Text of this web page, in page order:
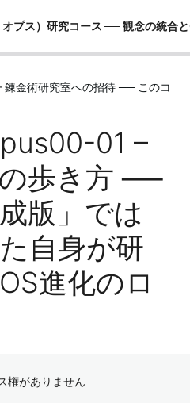
プス）研究コース ── 観念の統合
– 錬金術研
コースの歩き方
研究室の歩き方 ── これは
自身が研究員となるOS進化の
-錬金術の地
みと「偉大なる
-マルクト
有限の夢」
金術研究室への招待 ── このコ
01 –
歩き方 ──
版」では
自身が研
進化のロ
権がありません